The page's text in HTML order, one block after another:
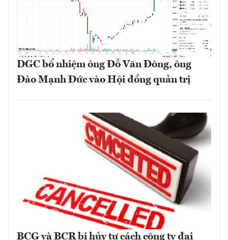
DGC bổ nhiệm ông Đỗ Văn Đông, ông
Đào Mạnh Đức vào Hội đồng quản trị
BCG và BCR bị hủy tư cách công ty đại